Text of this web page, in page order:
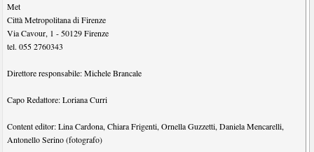
Met
Città Metropolitana di Firenze
Via Cavour, 1 -50129 Firenze
tel.055 2760343
Direttore responsabile:Michele Brancale
Capo Redattore:Loriana Curri
Content editor:Lina Cardona,Chiara Frigenti,Ornella Guzzetti,Daniela Mencarelli,
Antonello Serino (fotografo)